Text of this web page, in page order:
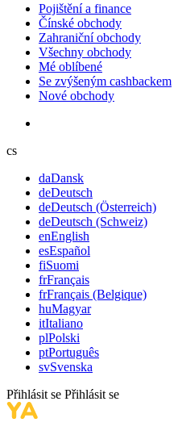
Pojištění a finance
Čínské obchody
Zahraniční obchody
Všechny obchody
Mé oblíbené
Se zvýšeným cashbackem
Nové obchody
cs
daDansk
deDeutsch
deDeutsch (Österreich)
deDeutsch (Schweiz)
enEnglish
esEspañol
fiSuomi
frFrançais
frFrançais (Belgique)
huMagyar
itItaliano
plPolski
ptPortuguês
svSvenska
Přihlásit se Přihlásit se